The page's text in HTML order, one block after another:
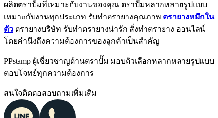
ผลิตตราปั๊มที่เหมาะกับงานของคุณ ตราปั๊มหลากหลายรูปแบบ
เหมาะกับงานทุกประเภท รับทำตรายางคุณภาพ ตรายางหมึกใน
ตัว ตรายางบริษัท รับทำตรายางน่ารัก สั่งทําตรายาง ออนไลน์
โดยคำนึงถึงความต้องการของลูกค้าเป็นสำคัญ
PPstamp ผู้เชี่ยวชาญด้านตราปั๊ม มอบตัวเลือกหลากหลายรูปแบบ
ตอบโจทย์ทุกความต้องการ
สนใจติดต่อสอบถามเพิ่มเติม